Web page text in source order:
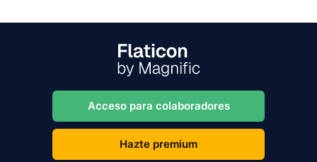
Acceso para colaboradores
Hazte premium